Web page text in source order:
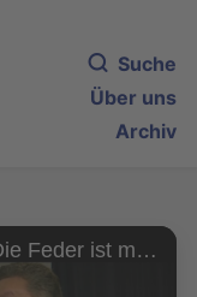
Suche
Über uns
Archiv
Hotspot (13) - Die Feder ist mächtiger als das Schwert